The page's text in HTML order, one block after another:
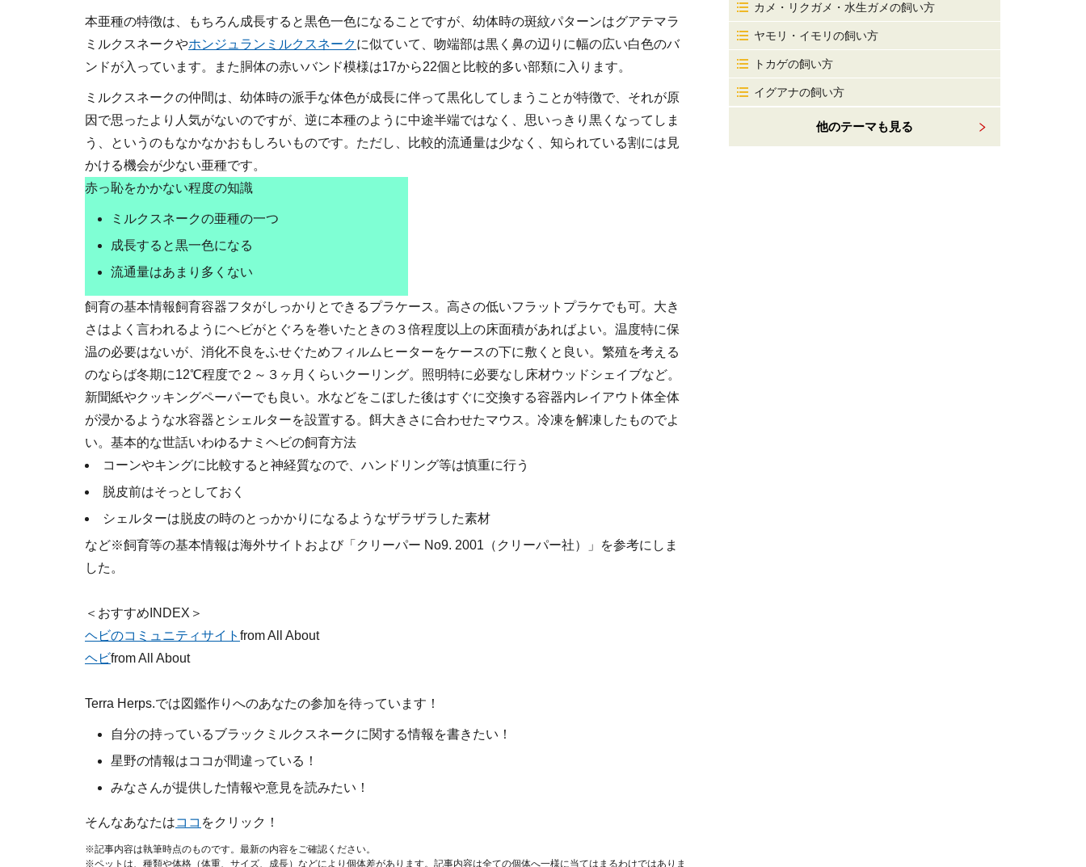
本亜種の特徴は、もちろん成長すると黒色一色になることですが、幼体時の斑紋パターンはグアテマラ
ミルクスネークやホンジュランミルクスネークに似ていて、吻端部は黒く鼻の辺りに幅の広い白色のバ
ンドが入っています。また胴体の赤いバンド模様は17から22個と比較的多い部類に入ります。
ミルクスネークの仲間は、幼体時の派手な体色が成長に伴って黒化してしまうことが特徴で、それが原
因で思ったより人気がないのですが、逆に本種のように中途半端ではなく、思いっきり黒くなってしま
う、というのもなかなかおもしろいものです。ただし、比較的流通量は少なく、知られている割には見
かける機会が少ない亜種です。
赤っ恥をかかない程度の知識
ミルクスネークの亜種の一つ
成長すると黒一色になる
流通量はあまり多くない
飼育の基本情報飼育容器フタがしっかりとできるプラケース。高さの低いフラットプラケでも可。大き
さはよく言われるようにヘビがとぐろを巻いたときの３倍程度以上の床面積があればよい。温度特に保
温の必要はないが、消化不良をふせぐためフィルムヒーターをケースの下に敷くと良い。繁殖を考える
のならば冬期に12℃程度で２～３ヶ月くらいクーリング。照明特に必要なし床材ウッドシェイブなど。
新聞紙やクッキングペーパーでも良い。水などをこぼした後はすぐに交換する容器内レイアウト体全体
が浸かるような水容器とシェルターを設置する。餌大きさに合わせたマウス。冷凍を解凍したものでよ
い。基本的な世話いわゆるナミヘビの飼育方法
コーンやキングに比較すると神経質なので、ハンドリング等は慎重に行う
脱皮前はそっとしておく
シェルターは脱皮の時のとっかかりになるようなザラザラした素材
など※飼育等の基本情報は海外サイトおよび「クリーパー No9. 2001（クリーパー社）」を参考にしま
した。
＜おすすめINDEX＞
ヘビのコミュニティサイト from All About
ヘビfrom All About
Terra Herps.では図鑑作りへのあなたの参加を待っています！
自分の持っているブラックミルクスネークに関する情報を書きたい！
星野の情報はココが間違っている！
みなさんが提供した情報や意見を読みたい！
そんなあなたはココ をクリック！
※記事内容は執筆時点のものです。最新の内容をご確認ください。
※ペットは、種類や体格（体重、サイズ、成長）などにより個体差があります。記事内容は全ての個体へ一様に当てはまるわけではありま
カメ・リクガメ・水生ガメの飼い方
ヤモリ・イモリの飼い方
トカゲの飼い方
イグアナの飼い方
他のテーマも見る